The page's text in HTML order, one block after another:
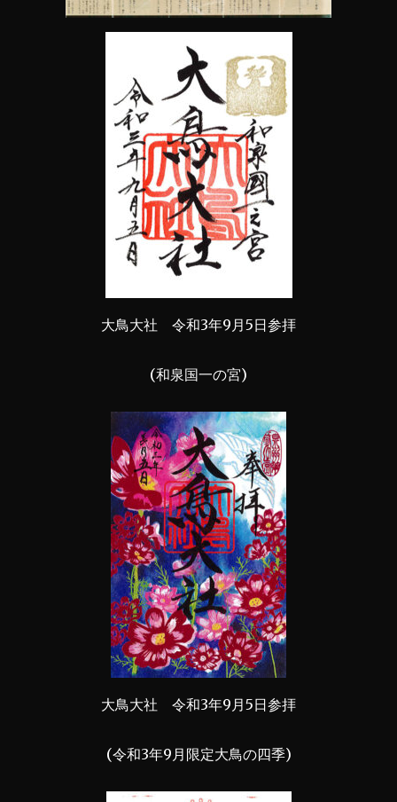
大鳥大社 令和3年9月5日参拝
(和泉国一の宮)
大鳥大社 令和3年9月5日参拝
(令和3年9月限定大鳥の四季)